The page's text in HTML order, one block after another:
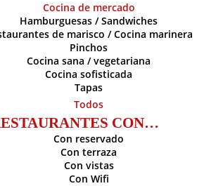
Cocina de mercado
Hamburguesas / Sandwiches
de marisco / Cocina marinera
Pinchos
Cocina sana / vegetariana
Cocina sofisticada
Tapas
Todos
CON…
Con reservado
Con terraza
Con vistas
Con Wifi